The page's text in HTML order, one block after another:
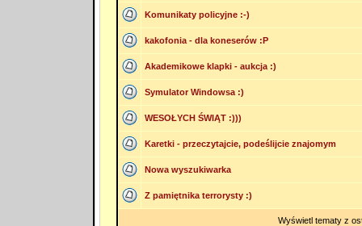
Komunikaty policyjne :-)
kakofonia - dla koneserów :P
Akademikowe klapki - aukcja :)
Symulator Windowsa :)
WESOŁYCH ŚWIĄT :)))
Karetki - przeczytajcie, podeślijcie znajomym
Nowa wyszukiwarka
Z pamiętnika terrorysty :)
Wyświetl tematy z